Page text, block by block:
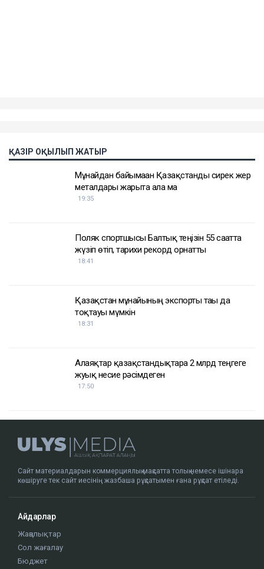
ҚАЗІР ОҚЫЛЫП ЖАТЫР
Мұнайдан байымаған Қазақстанды сирек жер
металдары жарыта ала ма
19:35
Поляк спортшысы Балтық теңізін 55 сағатта
жүзіп өтіп, тарихи рекорд орнатты
18:41
Қазақстан мұнайының экспорты тағы да
тоқтауы мүмкін
18:31
Алаяқтар қазақстандықтарға 2 млрд теңгеге
жуық несие рәсімдеген
17:50
Сайт материалдарын коммерциялық мақсатта толық немесе ішінара
көшіруге тек сайт иесінің жазбаша рұқсатымен ғана рұқсат етіледі.
Айдарлар
Жаңалықтар
Сол жағалау
Бюджет